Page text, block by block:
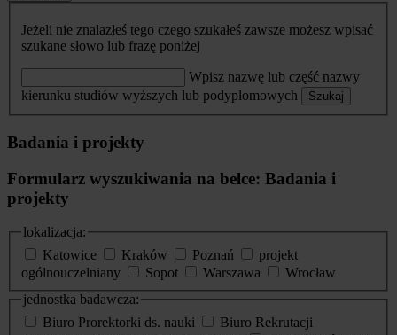
Jeżeli nie znalazłeś tego czego szukałeś zawsze możesz wpisać
szukane słowo lub frazę poniżej
Wpisz nazwę lub część nazwy
kierunku studiów wyższych lub podyplomowych
Szukaj
Badania i projekty
Formularz wyszukiwania na belce: Badania i
projekty
lokalizacja:
Katowice
Kraków Poznań
projekt
ogólnouczelniany
Sopot Warszawa
Wrocław
jednostka badawcza:
Biuro Prorektorki ds. nauki
Biuro Rekrutacji